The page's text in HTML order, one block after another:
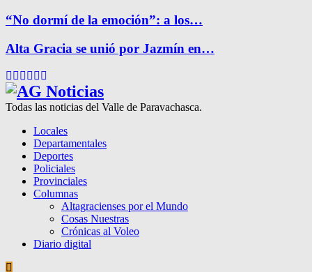
“No dormí de la emoción”: a los…
Alta Gracia se unió por Jazmín en…
Facebook
Twitter
Instagram
Pinterest
Google
Todas las noticias del Valle de Paravachasca.
Locales
Departamentales
Deportes
Policiales
Provinciales
Columnas
Altagracienses por el Mundo
Cosas Nuestras
Crónicas al Voleo
Diario digital